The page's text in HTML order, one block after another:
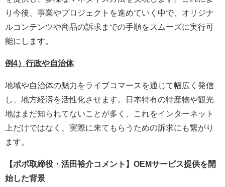
り今後、事業やプロジェクトを進めていく中で、オリジナ
ルコンテンツや商品の訴求までの手順をスムーズに実行可
能にします。
例4）行政や自治体
地域や自治体の魅力をライブコマースを通じて幅広く発信
し、地方経済を活性化させます。日本特有の特産物や観光
地はまだ知られてないことが多く、これをインターネット
上だけではなく、実際に来てもらうための訴求にも繋がり
ます。
【ポポ取締役・活田裕介コメント】OEMサービス提供を開
始した背景